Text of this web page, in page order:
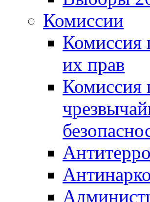
Комиссии
Комиссия
их прав
Комиссия